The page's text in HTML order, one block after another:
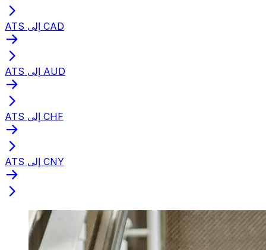
ATS إلى CAD
ATS إلى AUD
ATS إلى CHF
ATS إلى CNY